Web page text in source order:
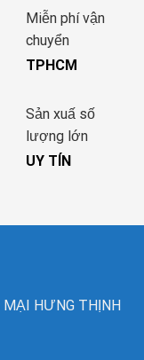
Miễn phí vận
chuyển
TPHCM
Sản xuấ số
lượng lớn
UY TÍN
MẠI HƯNG THỊNH